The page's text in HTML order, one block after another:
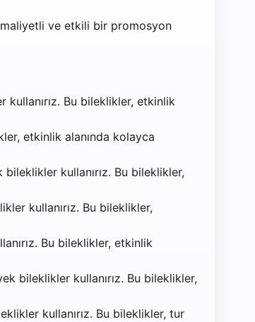
ve etkili bir promosyon
kullanırız. Bu bileklikler, etkinlik
etkinlik alanında kolayca
kullanırız. Bu bileklikler,
kullanırız. Bu bileklikler,
Bu bileklikler, etkinlik
bileklikler kullanırız. Bu bileklikler,
kullanırız. Bu bileklikler, tur